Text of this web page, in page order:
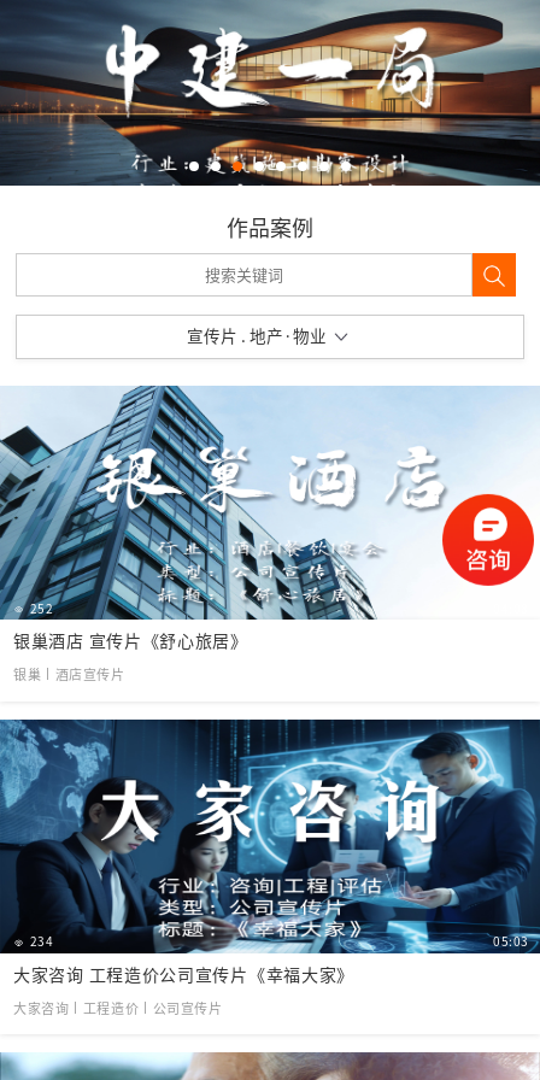
作品案例
宣传片 . 地产·物业
252
银巢酒店 宣传片《舒心旅居》
银巢丨酒店宣传片
234 05:03
大家咨询 工程造价公司宣传片《幸福大家》
大家咨询丨工程造价丨公司宣传片